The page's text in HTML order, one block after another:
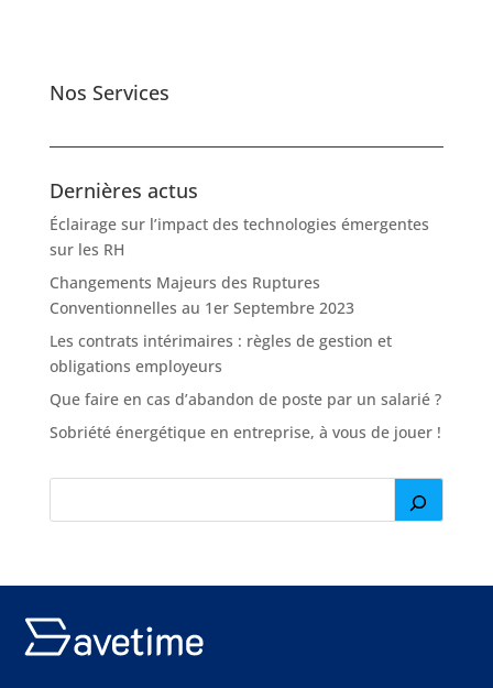
Nos Services
Dernières actus
Éclairage sur l’impact des technologies émergentes
sur les RH
Changements Majeurs des Ruptures
Conventionnelles au 1er Septembre 2023
Les contrats intérimaires : règles de gestion et
obligations employeurs
Que faire en cas d’abandon de poste par un salarié ?
Sobriété énergétique en entreprise, à vous de jouer !